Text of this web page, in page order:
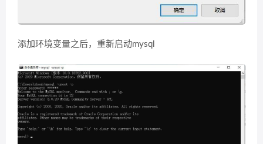
添加环境变量之后，重新启动mysql